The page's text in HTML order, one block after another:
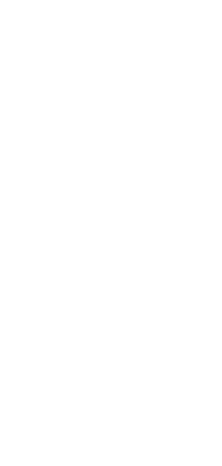
Parteien,
Kapitalsteuer